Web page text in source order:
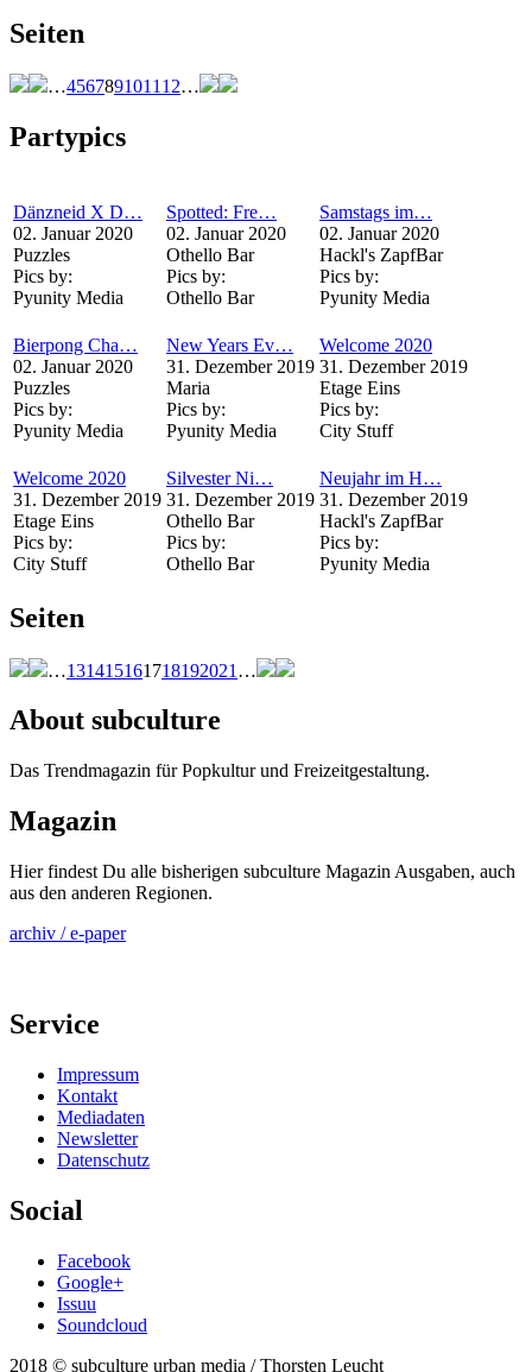
Seiten
…4567891011 12…
Partypics
Dänzneid X D…
02. Januar 2020
Puzzles
Pics by:
Pyunity Media
Spotted: Fre…
02. Januar 2020
Othello Bar
Pics by:
Othello Bar
Samstags im…
02. Januar 2020
Hackl's ZapfBar
Pics by:
Pyunity Media
Bierpong Cha…
02. Januar 2020
Puzzles
Pics by:
Pyunity Media
New Years Ev…
31. Dezember 2019
Maria
Pics by:
Pyunity Media
Welcome 2020
31. Dezember 2019
Etage Eins
Pics by:
City Stuff
Welcome 2020
31. Dezember 2019
Etage Eins
Pics by:
City Stuff
Silvester Ni…
31. Dezember 2019
Othello Bar
Pics by:
Othello Bar
Neujahr im H…
31. Dezember 2019
Hackl's ZapfBar
Pics by:
Pyunity Media
Seiten
…131415161718192021 …
About subculture
Das Trendmagazin für Popkultur und Freizeitgestaltung.
Magazin
Hier findest Du alle bisherigen subculture Magazin Ausgaben, auch
aus den anderen Regionen.
archiv / e-paper
Service
Impressum
Kontakt
Mediadaten
Newsletter
Datenschutz
Social
Facebook
Google+
Issuu
Soundcloud
2018 © subculture urban media / Thorsten Leucht